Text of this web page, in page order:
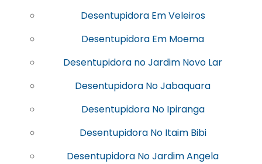
Desentupidora Em Veleiros
Desentupidora Em Moema
Desentupidora no Jardim Novo Lar
Desentupidora No Jabaquara
Desentupidora No Ipiranga
Desentupidora No Itaim Bibi
Desentupidora No Jardim Angela